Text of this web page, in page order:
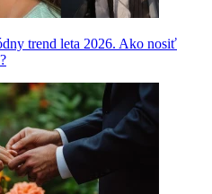
trend leta 2026. Ako nosiť